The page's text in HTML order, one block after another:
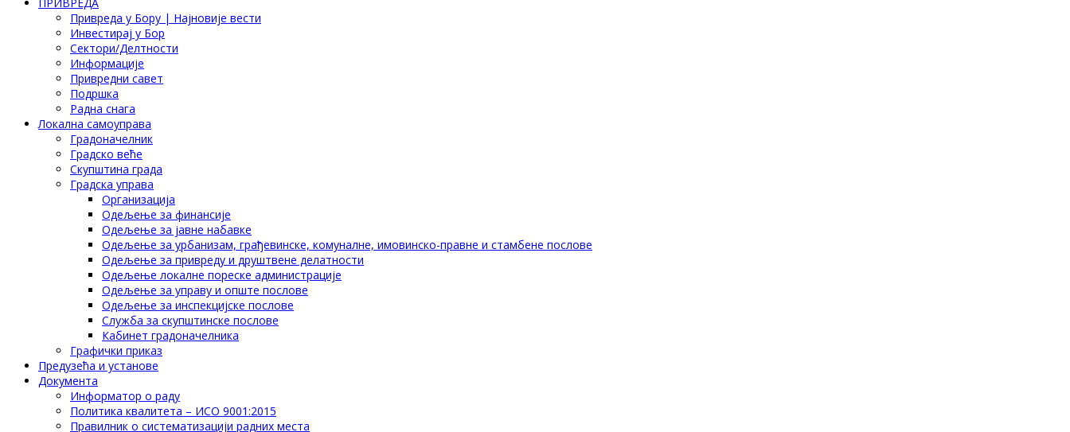
Привреда у Бору | Најновије вести
Инвестирај у Бор
Сектори/Делтности
Информације
Привредни савет
Подршка
Радна снага
Локална самоуправа
Градоначелник
Градско веће
Скупштина града
Градска управа
Организација
Одељење за финансије
Одељење за јавне набавке
Одељење за урбанизам, грађевинске, комуналне, имовинско-правне и стамбене послове
Одељење за привреду и друштвене делатности
Одељење локалне пореске администрације
Одељење за управу и опште послове
Одељење за инспекцијске послове
Служба за скупштинске послове
Кабинет градоначелника
Графички приказ
Предузећа и установе
Документа
Информатор о раду
Политика квалитета – ИСО 9001:2015
Правилник о систематизацији радних места